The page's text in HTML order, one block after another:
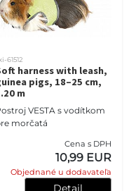
61512
harness with leash,
pigs, 18–25 cm,
m
VESTA s vodítkom
morčatá
Cena s DPH
10,99 EUR
Objednané u dodavateľa
Detajl